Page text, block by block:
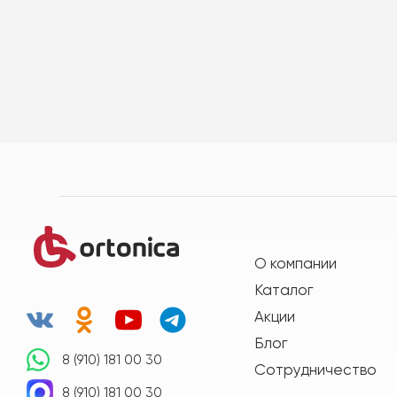
8 (910) 181 00 30
8 (910) 181 00 30
О компании
Каталог
Акции
Блог
Сотрудничество